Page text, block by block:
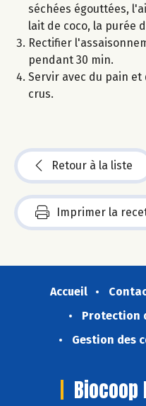
séchées égouttées,
lait de coco, la purée
Rectifier
pendant 30 min.
Servir avec du pain
crus.
Retour à la liste
Imprimer la
Accueil
Protection
Gestion des
Biocoop